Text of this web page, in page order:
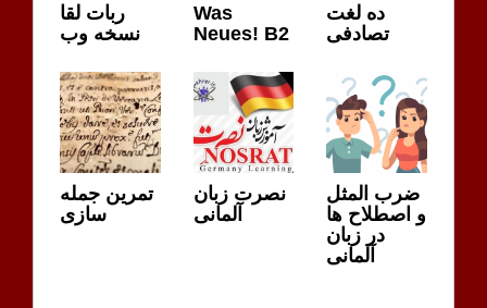
ربات لقا
نسخه وب
Was
Neues! B2
ده لغت
تصادفی
تمرین جمله
سازی
نصرت زبان
آلمانی
ضرب المثل
و اصطلاح ها
در زبان
آلمانی